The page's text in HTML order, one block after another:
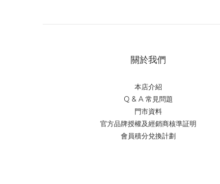
關於我們
本店介紹
Q & A 常見問題
門市資料
官方品牌授權及經銷商核準証明
會員積分兌換計劃